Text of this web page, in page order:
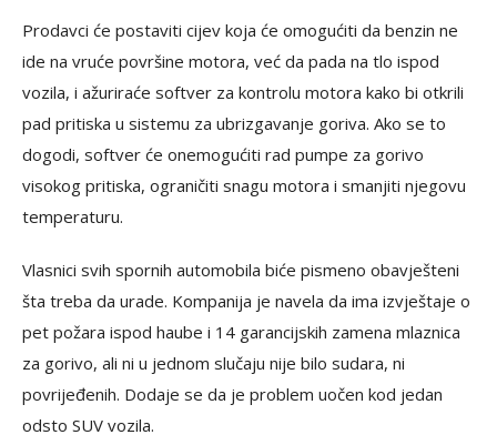
Prodavci će postaviti cijev koja će omogućiti da benzin ne
ide na vruće površine motora, već da pada na tlo ispod
vozila, i ažuriraće softver za kontrolu motora kako bi otkrili
pad pritiska u sistemu za ubrizgavanje goriva. Ako se to
dogodi, softver će onemogućiti rad pumpe za gorivo
visokog pritiska, ograničiti snagu motora i smanjiti njegovu
temperaturu.
Vlasnici svih spornih automobila biće pismeno obavješteni
šta treba da urade. Kompanija je navela da ima izvještaje o
pet požara ispod haube i 14 garancijskih zamena mlaznica
za gorivo, ali ni u jednom slučaju nije bilo sudara, ni
povrijeđenih. Dodaje se da je problem uočen kod jedan
odsto SUV vozila.